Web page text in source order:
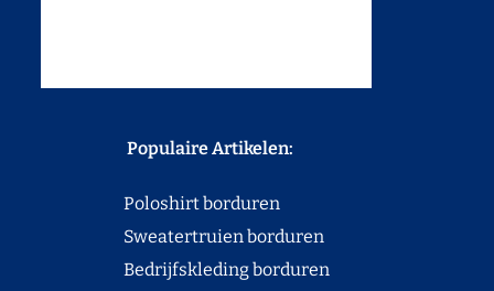
Populaire Artikelen:
Poloshirt borduren
Sweatertruien borduren
Bedrijfskleding borduren